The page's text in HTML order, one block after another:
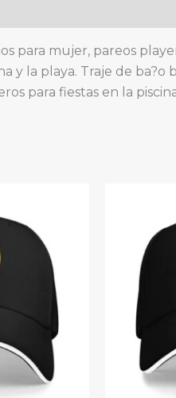
para mujer, pareos
y la playa. Traje de
para fiestas en la